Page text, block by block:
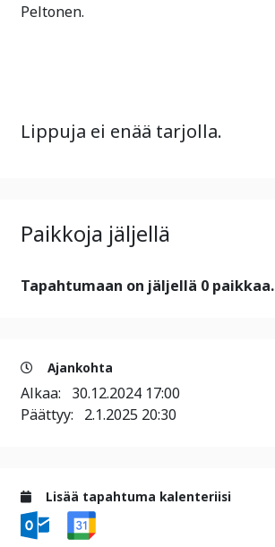
Peltonen.
Lippuja ei enää tarjolla.
Paikkoja jäljellä
Tapahtumaan on jäljellä 0 paikkaa.
Ajankohta
Alkaa: 30.12.2024 17:00
Päättyy: 2.1.2025 20:30
Lisää tapahtuma kalenteriisi